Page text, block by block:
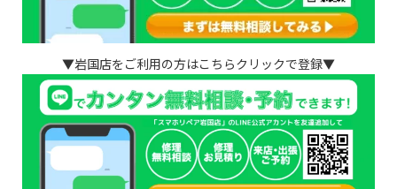
▼岩国店をご利用の方はこちらクリックで登録▼